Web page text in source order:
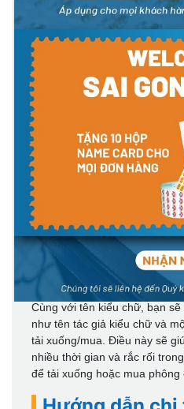
ảnh hoặc màn hình của
tải hình ảnh lên.
Tiếp theo, công cụ nhận dạng
bạn chọn văn bản mà nó sẽ
xử lý hình ảnh va thực hiện
cho bạn danh sách tất cả các
phông chữ bạn đã tải lên.
Ứng dụng này là phiên bản di
MyFonts phát triển và nhận
bạn hướng máy ảnh vào, bao
chữ tương tự. Nó cũng cho
thấy trực tiếp thông qua
chúng qua mạng xã hội.
Cách tìm phông
WhatTheFont
Cùng với tên kiểu chữ, bạn
như tên tác giả kiểu chữ và
tải xuống/mua. Điều này sẽ
nhiều thời gian và rắc rối
để tải xuống hoặc mua phông